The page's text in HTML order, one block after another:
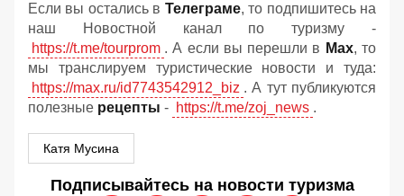
Если вы остались в Телеграме, то подпишитесь на
наш Новостной канал по туризму -
https://t.me/tourprom . А если вы перешли в Мах, то
мы транслируем туристические новости и туда:
https://max.ru/id7743542912_biz . А тут публикуются
полезные рецепты - https://t.me/zoj_news .
Катя Мусина
Подписывайтесь на новости туризма